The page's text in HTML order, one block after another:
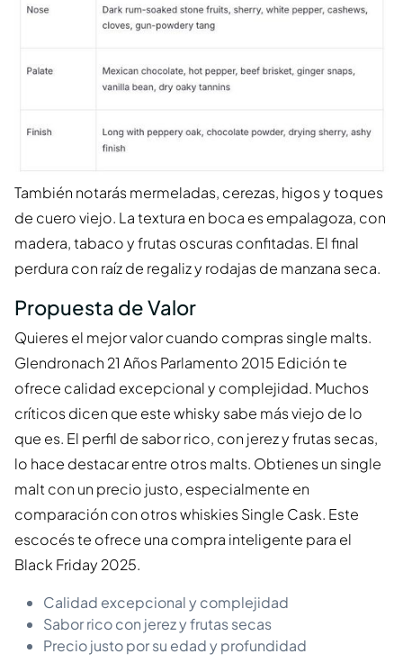
También notarás mermeladas, cerezas, higos y toques
de cuero viejo. La textura en boca es empalagoza, con
madera, tabaco y frutas oscuras confitadas. El final
perdura con raíz de regaliz y rodajas de manzana seca.
Propuesta de Valor
Quieres el mejor valor cuando compras single malts.
Glendronach 21 Años Parlamento 2015 Edición te
ofrece calidad excepcional y complejidad. Muchos
críticos dicen que este whisky sabe más viejo de lo
que es. El perfil de sabor rico, con jerez y frutas secas,
lo hace destacar entre otros malts. Obtienes un single
malt con un precio justo, especialmente en
comparación con otros whiskies Single Cask. Este
escocés te ofrece una compra inteligente para el
Black Friday 2025.
Calidad excepcional y complejidad
Sabor rico con jerez y frutas secas
Precio justo por su edad y profundidad